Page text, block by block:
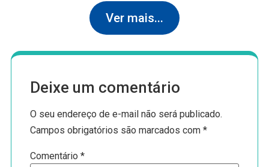
Ver mais...
Deixe um comentário
O seu endereço de e-mail não será publicado.
Campos obrigatórios são marcados com*
Comentário*